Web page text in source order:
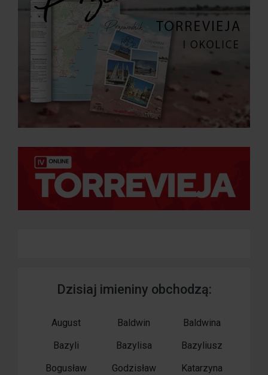
Dzisiaj imieniny obchodzą:
August Baldwin
Baldwina
Bazyli
Bazylisa
Bazyliusz
Bogusław
Godzisław
Katarzyna